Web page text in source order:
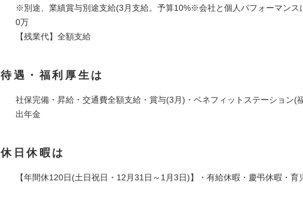
※別途、業績賞与別途支給(3月支給。予算10%※会社と個人パフォーマンス
0万
【残業代】全額支給
待遇・福利厚生は
社保完備・昇給・交通費全額支給・賞与(3月)・ベネフィットステーション(
出年金
休日休暇は
【年間休120日(土日祝日・12月31日～1月3日)】・有給休暇・慶弔休暇・育